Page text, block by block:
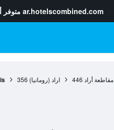
ar.hotelscombined.com متوفر
مقاطعة أراد 446 اراد (رومانيا) 356